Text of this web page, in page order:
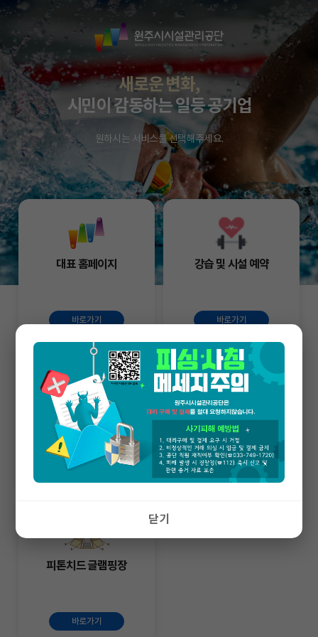
원
주
시
시
설
관
리
공
단
새로운 변화,
시민이 감동하는 일등 공기업
원하시는 서비스를 선택해주세요.
대표 홈페이지
바로가기
강습 및 시설 예약
바로가기
사전정보공표
바로가기
간현관광지
바로가기
피톤치드 글램핑장
바로가기
닫기